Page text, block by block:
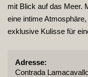
mit Blick auf das Meer.
eine intime
exklusive Kulisse für
Adresse:
Contrada